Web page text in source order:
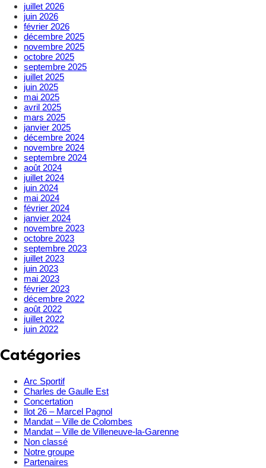
juillet 2026
juin 2026
février 2026
décembre 2025
novembre 2025
octobre 2025
septembre 2025
juillet 2025
juin 2025
mai 2025
avril 2025
mars 2025
janvier 2025
décembre 2024
novembre 2024
septembre 2024
août 2024
juillet 2024
juin 2024
mai 2024
février 2024
janvier 2024
novembre 2023
octobre 2023
septembre 2023
juillet 2023
juin 2023
mai 2023
février 2023
décembre 2022
août 2022
juillet 2022
juin 2022
Catégories
Arc Sportif
Charles de Gaulle Est
Concertation
Ilot 26 – Marcel Pagnol
Mandat – Ville de Colombes
Mandat – Ville de Villeneuve-la-Garenne
Non classé
Notre groupe
Partenaires